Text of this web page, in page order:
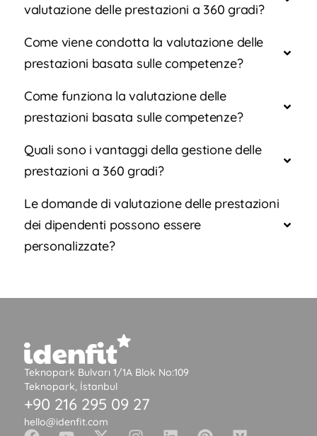
valutazione delle prestazioni a 360 gradi?
Come viene condotta la valutazione delle
prestazioni basata sulle competenze?
Come funziona la valutazione delle
prestazioni basata sulle competenze?
Quali sono i vantaggi della gestione delle
prestazioni a 360 gradi?
Le domande di valutazione delle prestazioni
dei dipendenti possono essere
personalizzate?
Teknopark Bulvarı 1/1A Blok No:109
Teknopark, İstanbul
+90 216 295 09 27
hello@idenfit.com